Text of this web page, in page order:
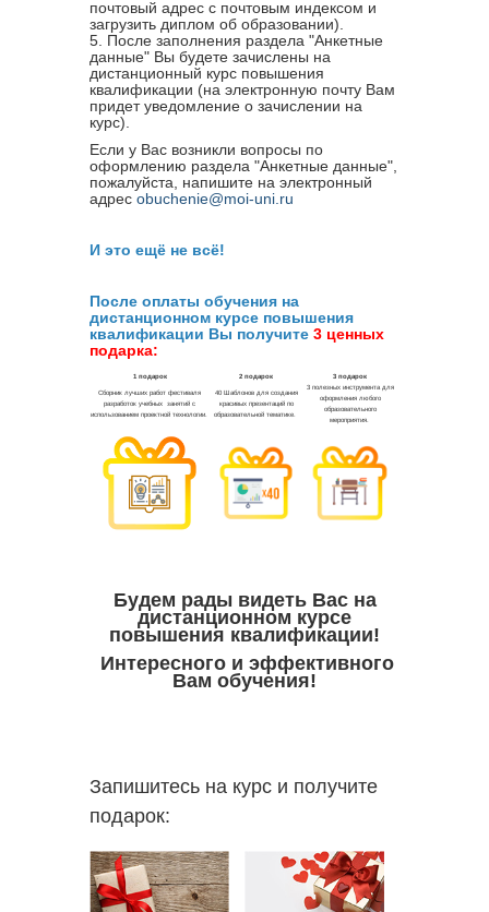
почтовый адрес с почтовым индексом и
загрузить диплом об образовании).
5. После заполнения раздела "Анкетные
данные" Вы будете зачислены на
дистанционный курс повышения
квалификации (на электронную почту Вам
придет уведомление о зачислении на
курс).
Если у Вас возникли вопросы по
оформлению раздела "Анкетные данные",
пожалуйста, напишите на электронный
адрес obuchenie@moi-uni.ru
И это ещё не всё!
После оплаты обучения на
дистанционном курсе повышения
квалификации Вы получите 3 ценных
подарка:
Будем рады видеть Вас на
дистанционном курсе
повышения квалификации!
Интересного и эффективного
Вам обучения!
Запишитесь на курс и получите
подарок: